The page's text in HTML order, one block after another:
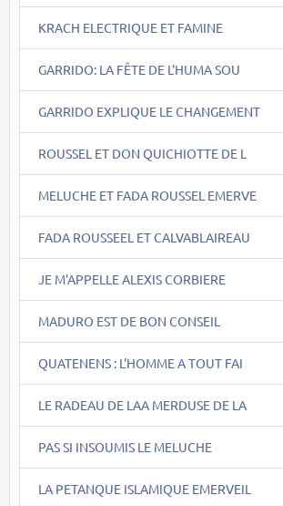
KRACH ELECTRIQUE ET FAMINE
GARRIDO: LA FÊTE DE L'HUMA SOU
GARRIDO EXPLIQUE LE CHANGEMENT
ROUSSEL ET DON QUICHIOTTE DE L
MELUCHE ET FADA ROUSSEL EMERVE
FADA ROUSSEEL ET CALVABLAIREAU
JE M'APPELLE ALEXIS CORBIERE
MADURO EST DE BON CONSEIL
QUATENENS : L'HOMME A TOUT FAI
LE RADEAU DE LAA MERDUSE DE LA
PAS SI INSOUMIS LE MELUCHE
LA PETANQUE ISLAMIQUE EMERVEIL